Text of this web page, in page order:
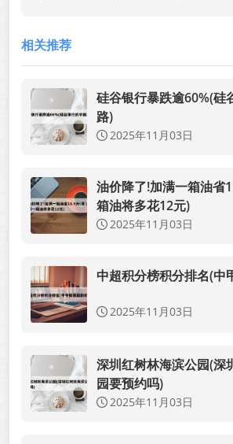
相关推荐
硅谷银行暴跌逾60%(硅
路)
2025年11月03日
油价降了!加满一箱油省
箱油将多花12元)
2025年11月03日
中超积分榜积分排名(中
2025年11月03日
深圳红树林海滨公园(深
园要预约吗)
2025年11月03日